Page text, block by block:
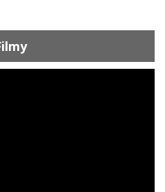
Filmy